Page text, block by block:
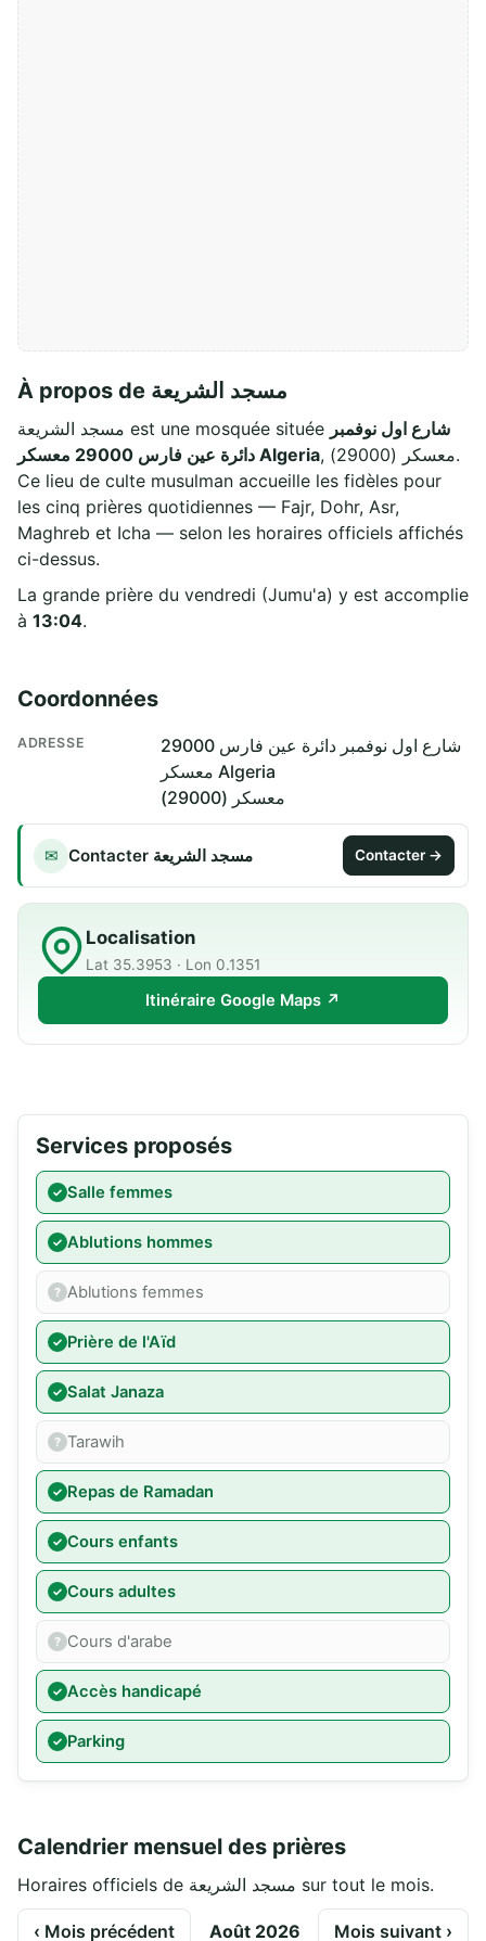
À propos de مسجد الشريعة
مسجد الشريعة est une mosquée située شارع اول نوفمبر
دائرة عين فارس 29000 معسكر Algeria, معسكر (29000).
Ce lieu de culte musulman accueille les fidèles pour
les cinq prières quotidiennes — Fajr, Dohr, Asr,
Maghreb et Icha — selon les horaires officiels affichés
ci-dessus.
La grande prière du vendredi (Jumu'a) y est accomplie
à 13:04.
Coordonnées
ADRESSE
شارع اول نوفمبر دائرة عين فارس 29000
معسكر Algeria
معسكر (29000)
✉ Contacter مسجد الشريعة Contacter →
Localisation
Lat 35.3953 · Lon 0.1351
Itinéraire Google Maps ↗
Services proposés
Salle femmes
Ablutions hommes
Ablutions femmes
Prière de l'Aïd
Salat Janaza
Tarawih
Repas de Ramadan
Cours enfants
Cours adultes
Cours d'arabe
Accès handicapé
Parking
Calendrier mensuel des prières
Horaires officiels de مسجد الشريعة sur tout le mois.
‹ Mois précédent Août 2026 Mois suivant ›